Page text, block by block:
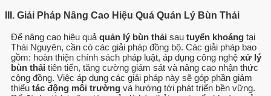
III. Giải Pháp Nâng Cao Hiệu Quả Quản Lý Bùn Thải
Để nâng cao hiệu quả quản lý bùn thải sau tuyển khoáng tại
Thái Nguyên, cần có các giải pháp đồng bộ. Các giải pháp bao
gồm: hoàn thiện chính sách pháp luật, áp dụng công nghệ xử lý
bùn thải tiên tiến, tăng cường giám sát và nâng cao nhận thức
cộng đồng. Việc áp dụng các giải pháp này sẽ góp phần giảm
thiểu tác động môi trường và hướng tới phát triển bền vững.